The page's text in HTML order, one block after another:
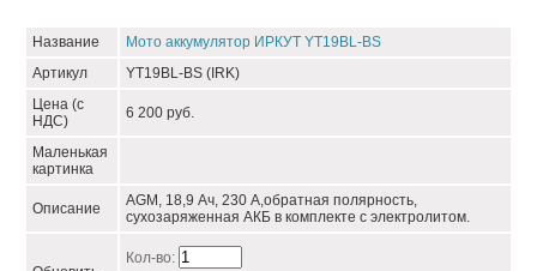
Название
Мото аккумулятор ИРКУТ YT19BL-BS
Артикул
YT19BL-BS (IRK)
Цена (с
НДС)
6 200 руб.
Маленькая
картинка
Описание
AGM, 18,9 Ач, 230 А,обратная полярность,
сухозаряженная АКБ в комплекте с электролитом.
Кол-во: